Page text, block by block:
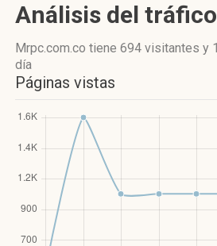
Análisis del tráfico
Mrpc.com.co tiene 694 visitantes y
día
Páginas vistas